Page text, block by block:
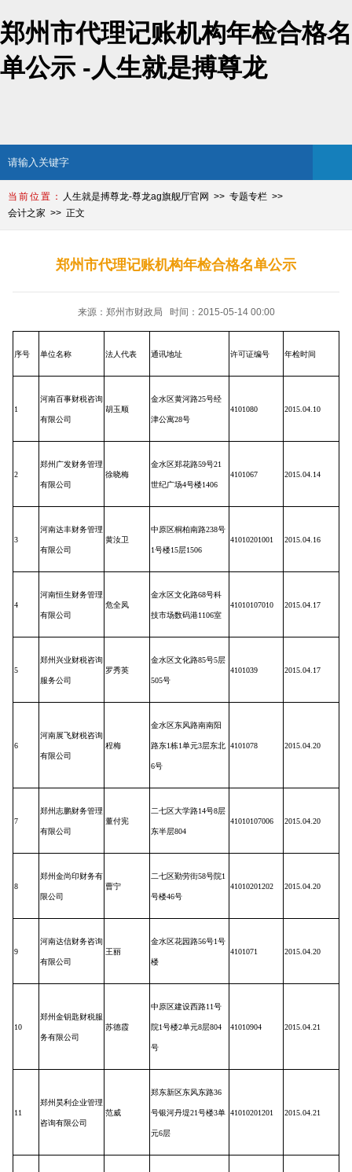
郑州市代理记账机构年检合格名
单公示 -人生就是搏尊龙
人生就是搏尊龙-尊龙ag旗舰厅官网
专题专栏
会计之家
正文
郑州市代理记账机构年检合格名单公示
来源：郑州市财政局 时间：2015-05-14 00:00
序号 单位名称 法人代表 通讯地址 许可证编号 年检时间
1
河南百事财税咨询
有限公司
胡玉顺
金水区黄河路25号经
津公寓28号
4101080 2015.04.10
2
郑州广发财务管理
有限公司
徐晓梅
金水区郑花路59号21
世纪广场4号楼1406
4101067 2015.04.14
3
河南达丰财务管理
有限公司
黄汝卫
中原区桐柏南路238号
1号楼15层1506
41010201001 2015.04.16
4
河南恒生财务管理
有限公司
危全凤
金水区文化路68号科
技市场数码港1106室
41010107010 2015.04.17
5
郑州兴业财税咨询
服务公司
罗秀英
金水区文化路85号5层
505号
4101039 2015.04.17
6
河南展飞财税咨询
有限公司
程梅
金水区东风路南南阳
路东1栋1单元3层东北
6号
4101078 2015.04.20
7
郑州志鹏财务管理
有限公司
董付宪
二七区大学路14号8层
东半层804
41010107006 2015.04.20
8
郑州金尚印财务有
限公司
曹宁
二七区勤劳街58号院1
号楼46号
41010201202 2015.04.20
9
河南达信财务咨询
有限公司
王丽
金水区花园路56号1号
楼
4101071 2015.04.20
10
郑州金钥匙财税服
务有限公司
苏德霞
中原区建设西路11号
院1号楼2单元8层804
号
41010904 2015.04.21
11
郑州昊利企业管理
咨询有限公司
范威
郑东新区东风东路36
号银河丹堤21号楼3单
元6层
41010201201 2015.04.21